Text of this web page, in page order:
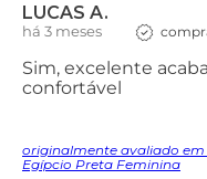
LUCAS A.
há 3 meses
Sim, excelente
confortável
originalmente avaliado
Egípcio Preta Feminina